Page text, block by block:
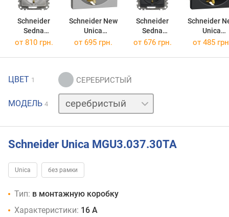
Schneider
Sedna
SDD170024
Schneider New
Unica
NU303730
Schneider
Sedna
SDD214024
Schneider
Unica
NU303754
от 810 грн. от 695 грн. от 676 грн. от 485
ЦВЕТ 1
МОДЕЛЬ 4
слоновая
Schneider Unica MGU3.037.30TA
Unica без рамки
Тип: в монтажную коробку
Характеристики: 16 А